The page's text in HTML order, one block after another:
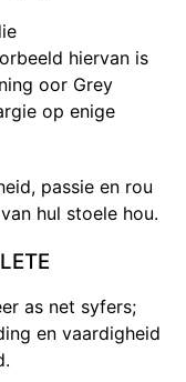
hiervan is
oor Grey
op enige
passie en rou
hul stoele hou.
as net syfers;
en vaardigheid